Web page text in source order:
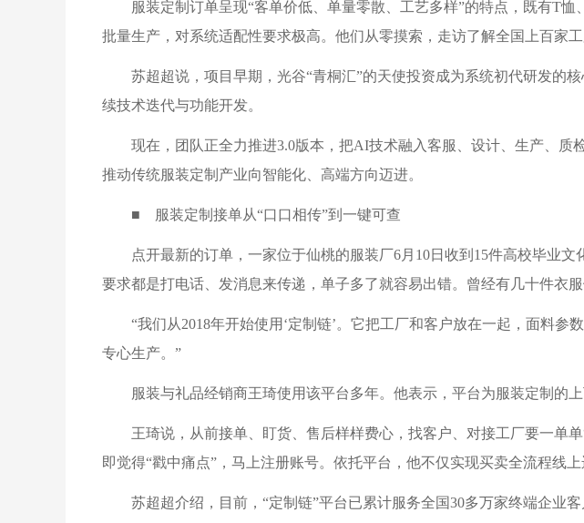
服装定制订单呈现“客单价低、单量零散、工艺多样”的特点，既有T
批量生产，对系统适配性要求极高。他们从零摸索，走访了解全国上百家
苏超超说，项目早期，光谷“青桐汇”的天使投资成为系统初代研发的
续技术迭代与功能开发。
现在，团队正全力推进3.0版本，把AI技术融入客服、设计、生产、
推动传统服装定制产业向智能化、高端方向迈进。
■ 服装定制接单从“口口相传”到一键可查
点开最新的订单，一家位于仙桃的服装厂6月10日收到15件高校毕业
要求都是打电话、发消息来传递，单子多了就容易出错。曾经有几十件衣
“我们从2018年开始使用‘定制链’。它把工厂和客户放在一起，面料
专心生产。”
服装与礼品经销商王琦使用该平台多年。他表示，平台为服装定制的
王琦说，从前接单、盯货、售后样样费心，找客户、对接工厂要一单
即觉得“戳中痛点”，马上注册账号。依托平台，他不仅实现买卖全流程线
苏超超介绍，目前，“定制链”平台已累计服务全国30多万家终端企业